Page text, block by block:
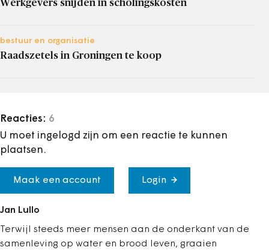
Werkgevers snijden in scholingskosten
bestuur en organisatie
Raadszetels in Groningen te koop
Reacties: 6
U moet ingelogd zijn om een reactie te kunnen
plaatsen.
Maak een account Login
Jan Lullo
Terwijl steeds meer mensen aan de onderkant van de
samenleving op water en brood leven, graaien